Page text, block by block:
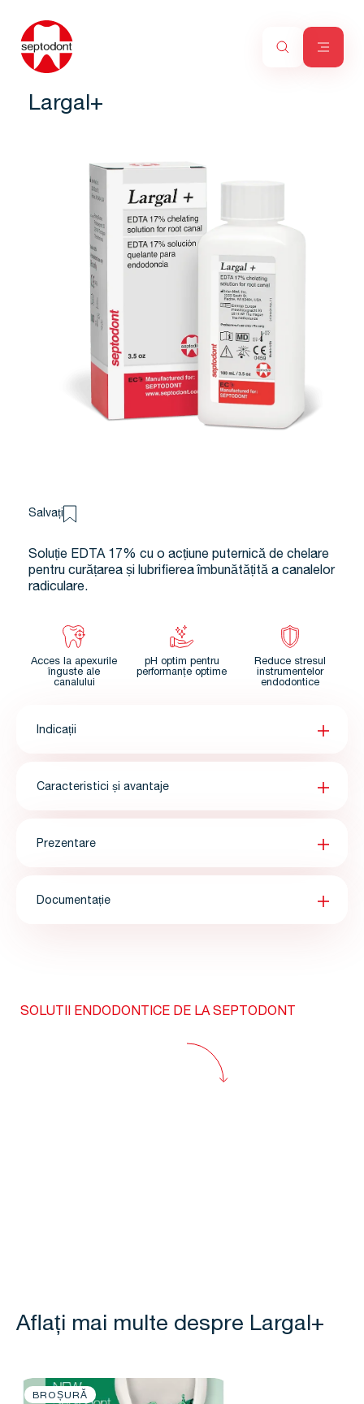
Largal+
Salvați
Soluție EDTA 17% cu o acțiune puternică de chelare
pentru curățarea și lubrifierea îmbunătățită a canalelor
radiculare.
Acces la apexurile
înguste ale
canalului
pH optim pentru
performanțe optime
Reduce stresul
instrumentelor
endodontice
Indicații
Caracteristici și avantaje
Prezentare
Documentație
SOLUTII ENDODONTICE DE LA SEPTODONT
Aflați mai multe despre Largal+
BROȘURĂ